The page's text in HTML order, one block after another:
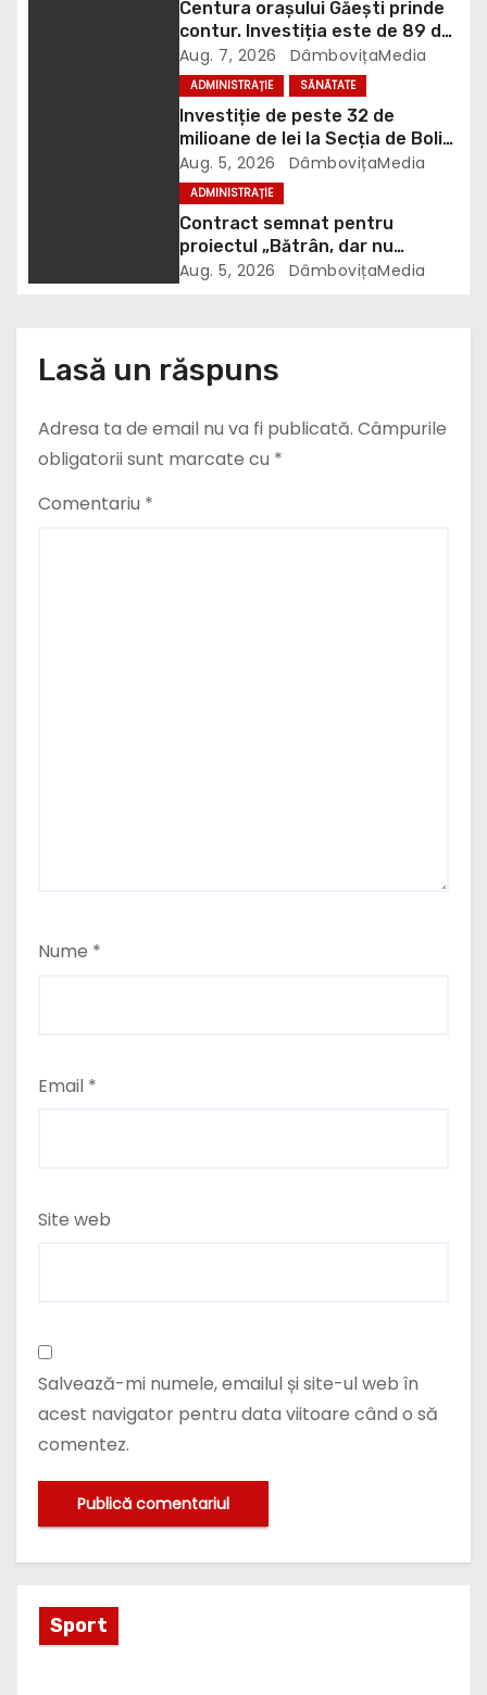
Centura orașului Găești prinde
contur. Investiția este de 89 de
milioane de lei
Aug. 7, 2026 DâmbovițaMedia
ADMINISTRAȚIE SĂNĂTATE
Investiție de peste 32 de
milioane de lei la Secția de Boli
Infecțioase din Târgoviște
Aug. 5, 2026 DâmbovițaMedia
ADMINISTRAȚIE
Contract semnat pentru
proiectul „Bătrân, dar nu
singur”. 106 vârstnici vor
Aug. 5, 2026 DâmbovițaMedia
Lasă un răspuns
Adresa ta de email nu va fi publicată. Câmpurile
obligatorii sunt marcate cu *
Comentariu *
Nume *
Email *
Site web
Salvează-mi numele, emailul și site-ul web în
acest navigator pentru data viitoare când o să
comentez.
Sport